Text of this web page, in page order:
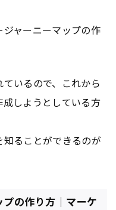
ャーニーマップの作
いるので、これから
しようとしている方
ることができるのが
の作り方｜マーケ